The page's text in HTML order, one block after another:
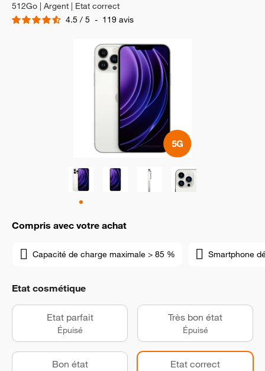
512Go | Argent | Etat correct
4.5 / 5 - 119 avis
Compris avec votre achat
Capacité de charge maximale > 85 % Smartphone
Etat cosmétique
Etat parfait
Épuisé
Très bon état
Épuisé
Bon état Etat correct